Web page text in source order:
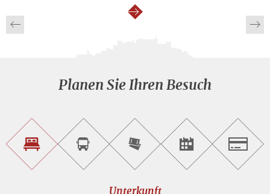
weiter
Planen Sie Ihren Besuch
Unterkunft<br>findenSightseeing<br>Tour
buchen
Tickets
online<br>kaufen
Events<br>finden
Unterkunft